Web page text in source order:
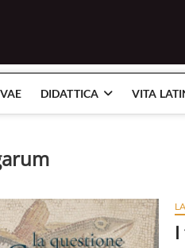
DIDATTICA VITA